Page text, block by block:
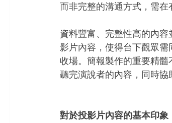
而非完整的溝通方式，需在
資料豐富、完整性高的內
影片內容，使得台下觀眾
收場。簡報製作的重要精
聽完演說者的內容，同時協
對於投影片內容的基本印象